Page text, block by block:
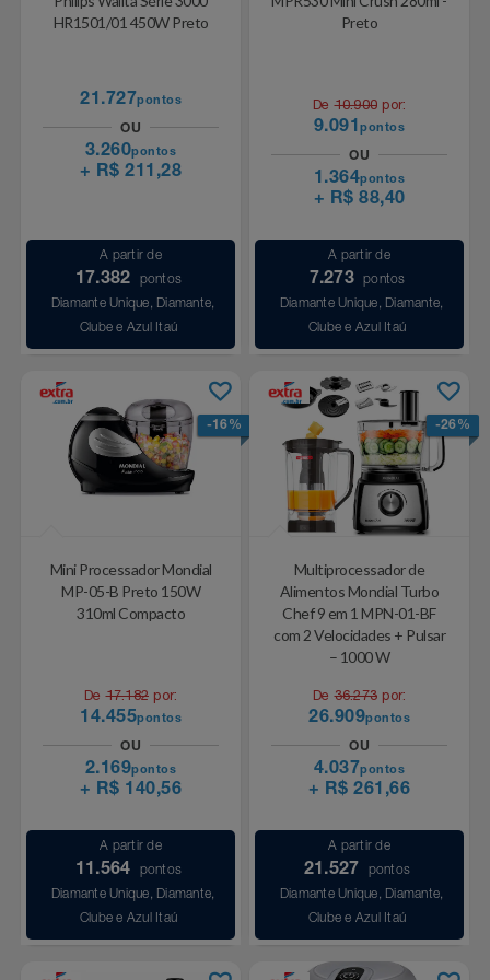
Papelaria
Perfumaria
Perfume
Perfumes
Saúde E Bem-Estar
Natura
Perfumes & Cosméticos
Portal Das Malas
Porto Brasil
Renner
Safe – Escola De Aviação
The Bar
Tramontina
Três Corações
Weconnect
HR1501/01 450W Preto
21.727pontos
OU
3.260pontos
+ R$ 211,28
A partir de
17.382
pontos
Diamante Unique, Diamante,
Clube e Azul Itaú
Preto
De10.900 por:
9.091pontos
OU
1.364pontos
+ R$ 88,40
A partir de
7.273
pontos
Diamante Unique, Diamante,
Clube e Azul Itaú
-16%
Mini Processador Mondial
MP-05-B Preto 150W
310ml Compacto
De17.182 por:
14.455pontos
OU
2.169pontos
+ R$ 140,56
A partir de
11.564
pontos
Diamante Unique, Diamante,
Clube e Azul Itaú
-26%
Multiprocessador de
Alimentos Mondial Turbo
Chef 9 em 1 MPN-01-BF
com 2 Velocidades + Pulsar
– 1000 W
De36.273 por:
26.909pontos
OU
4.037pontos
+ R$ 261,66
A partir de
21.527
pontos
Diamante Unique, Diamante,
Clube e Azul Itaú